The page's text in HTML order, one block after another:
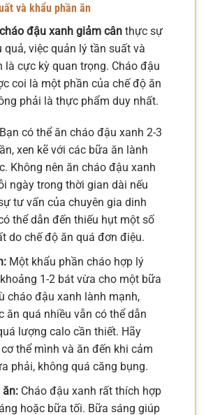
và khẩu phần ăn
đậu xanh giảm cân thực sự
quả, việc quản lý tần suất và
là cực kỳ quan trọng. Cháo đậu
coi là một phần của chế độ ăn
phải là thực phẩm duy nhất.
có thể ăn cháo đậu xanh 2-3
xen kẽ với các bữa ăn lành
Không nên ăn cháo đậu xanh
ngày trong thời gian dài nếu
tư vấn của chuyên gia dinh
thể dẫn đến thiếu hụt một số
do chế độ ăn quá đơn điệu.
Một khẩu phần cháo hợp lý
1-2 bát vừa cho một bữa
cháo đậu xanh lành mạnh,
ăn quá nhiều vẫn có thể dẫn
lượng calo cần thiết. Hãy
thể mình và ăn đến khi cảm
phải, không quá căng bụng.
Cháo đậu xanh rất thích hợp
hoặc bữa tối. Bữa sáng giúp